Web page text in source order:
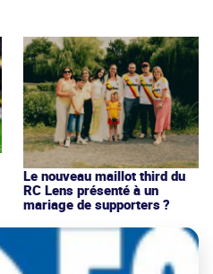
Le nouveau maillot third du
RC Lens présenté à un
mariage de supporters ?